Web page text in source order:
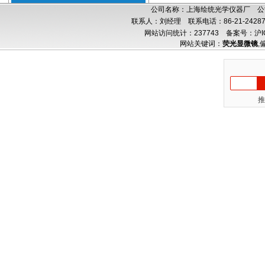
公司名称：上海绘统光学仪器厂
联系人：刘经理 联系电话：86-21-
网站访问统计：237743 备案号：沪
网站关键词： 荧光显微镜,